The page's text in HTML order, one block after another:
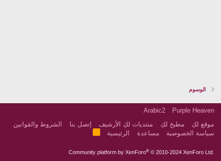
الوسوم
Purple Heaven
Arabic2
موقع لكِ
مطبخ لكِ منتديات لكِ الأرشيف إتصل بنا
الشروط والقوانين
سياسة الخصوصية
مساعدة الرئيسية
Community platform by XenForo® © 2010-2024 XenForo Ltd.